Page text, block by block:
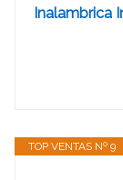
Inalambrica
TOP VENTAS Nº 9